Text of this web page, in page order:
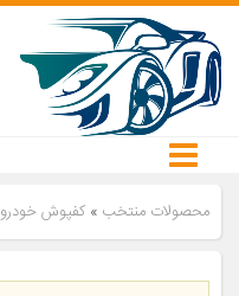
محصولات منتخب » کفپوش خودرو